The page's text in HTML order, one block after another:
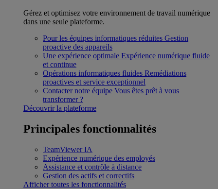
Gérez et optimisez votre environnement de travail numérique
dans une seule plateforme.
Pour les équipes informatiques réduites Gestion
proactive des appareils
Une expérience optimale Expérience numérique fluide
et continue
Opérations informatiques fluides Remédiations
proactives et service exceptionnel
Contacter notre équipe Vous êtes prêt à vous
transformer ?
Découvrir la plateforme
Principales fonctionnalités
TeamViewer IA
Expérience numérique des employés
Assistance et contrôle à distance
Gestion des actifs et correctifs
Afficher toutes les fonctionnalités